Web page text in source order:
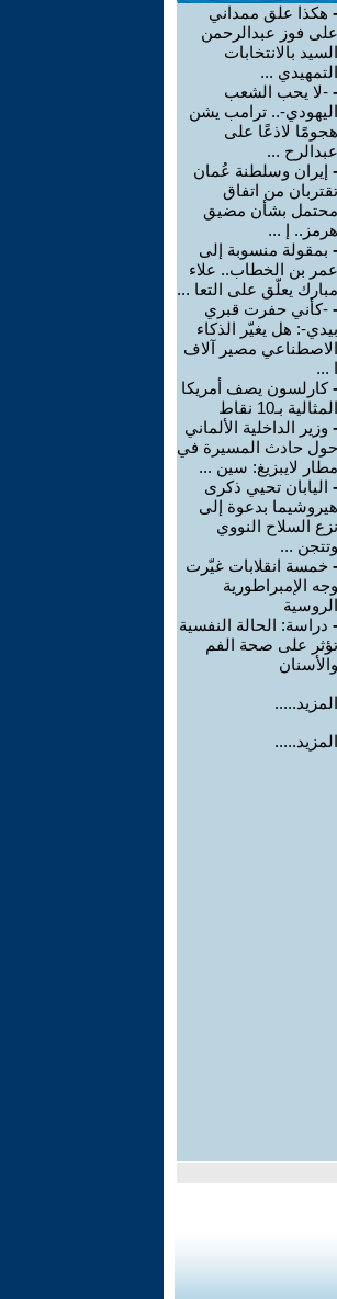
- هكذا علق ممداني
على فوز عبدالرحمن
السيد بالانتخابات
التمهيدي ...
- -لا يحب الشعب
اليهودي-.. ترامب يشن
هجومًا لاذعًا على
عبدالرح ...
- إيران وسلطنة عُمان
تقتربان من اتفاق
محتمل بشأن مضيق
هرمز.. إ ...
- بمقولة منسوبة إلى
عمر بن الخطاب.. علاء
مبارك يعلّق على التعا ...
- -كأني حفرت قبري
بيدي-: هل يغيّر الذكاء
الاصطناعي مصير آلاف
ا ...
-كارلسون يصف أمريكا
المثالية بـ10 نقاط
- وزير الداخلية الألماني
حول حادث المسيرة في
مطار لايبزيغ: سين ...
- اليابان تحيي ذكرى
هيروشيما بدعوة إلى
نزع السلاح النووي
وتتجن ...
- خمسة انقلابات غيّرت
وجه الإمبراطورية
الروسية
- دراسة: الحالة النفسية
تؤثر على صحة الفم
والأسنان
المزيد.....
المزيد.....